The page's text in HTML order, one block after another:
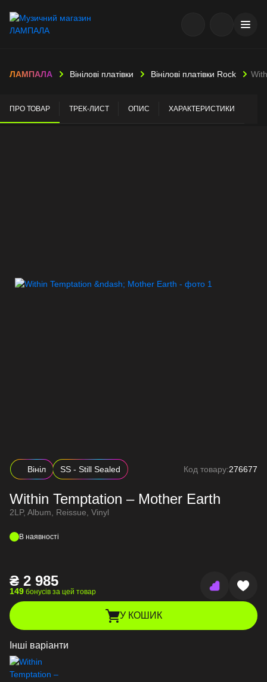
ЛАМПАЛА Вінілові платівки Вінілові платівки Rock
ПРО ТОВАР ТРЕК-ЛИСТ ОПИС ХАРАКТЕРИСТИКИ
Вініл SS - Still Sealed Код товару:276677
Within Temptation – Mother Earth
2LP, Album, Reissue, Vinyl
В наявності
₴ 2 985
149 бонусів за цей товар
У КОШИК
Інші варіанти